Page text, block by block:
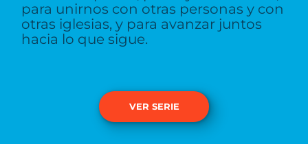
para unirnos con otras personas y con
otras iglesias, y para avanzar juntos
hacia lo que sigue.
VER SERIE